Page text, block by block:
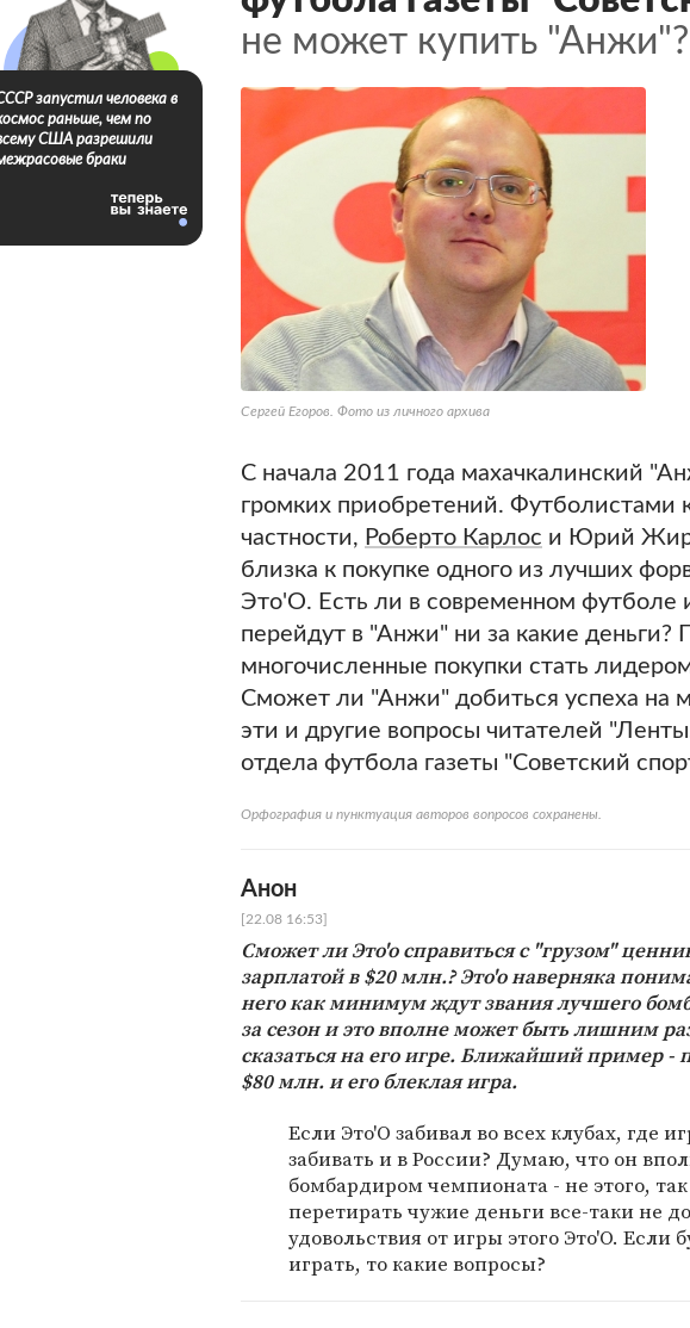
не может купить "Анжи"?
Сергей Егоров. Фото из личного архива
С начала 2011 года махачкалинский
громких приобретений. Футболистами
частности, Роберто Карлос и Юрий
близка к покупке одного из лучших
Это'О. Есть ли в современном футболе
перейдут в "Анжи" ни за какие деньги?
многочисленные покупки стать
Сможет ли "Анжи" добиться успеха на
эти и другие вопросы читателей
отдела футбола газеты "Советский
Орфография и пунктуация авторов вопросов сохранены.
Анон
[22.08 16:53]
Сможет ли Это'о справиться с "грузом"
зарплатой в $20 млн.? Это'о наверняка
него как минимум ждут звания лучшего
за сезон и это вполне может быть лишним
сказаться на его игре. Ближайший пример -
$80 млн. и его блеклая игра.
Если Это'О забивал во всех клубах, где
забивать и в России? Думаю, что он
бомбардиром чемпионата - не этого,
перетирать чужие деньги все-таки не
удовольствия от игры этого Это'О. Если
играть, то какие вопросы?
запустил человека в
раньше, чем по
США разрешили
браки